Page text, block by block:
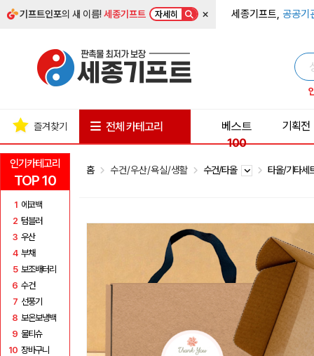
기프트인포의 새 이름!세종기프트 자세히 × 세종기프트, 공공기
인기카테고리
TOP 10
1 에코백
2 텀블러
3 우산
4 부채
5 보조배터리
6 수건
7 선풍기
8 보온보냉백
9 물티슈
10 장바구니
즐겨찾기 전체 카테고리
베스트
100
기획전
홈 수건/우산/욕실/생활 수건/타올 타올/기타